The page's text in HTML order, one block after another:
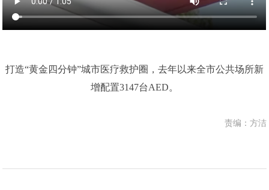
打造“黄金四分钟”城市医疗救护圈，去年以来全市公共场所新
增配置3147台AED。
责编：方洁